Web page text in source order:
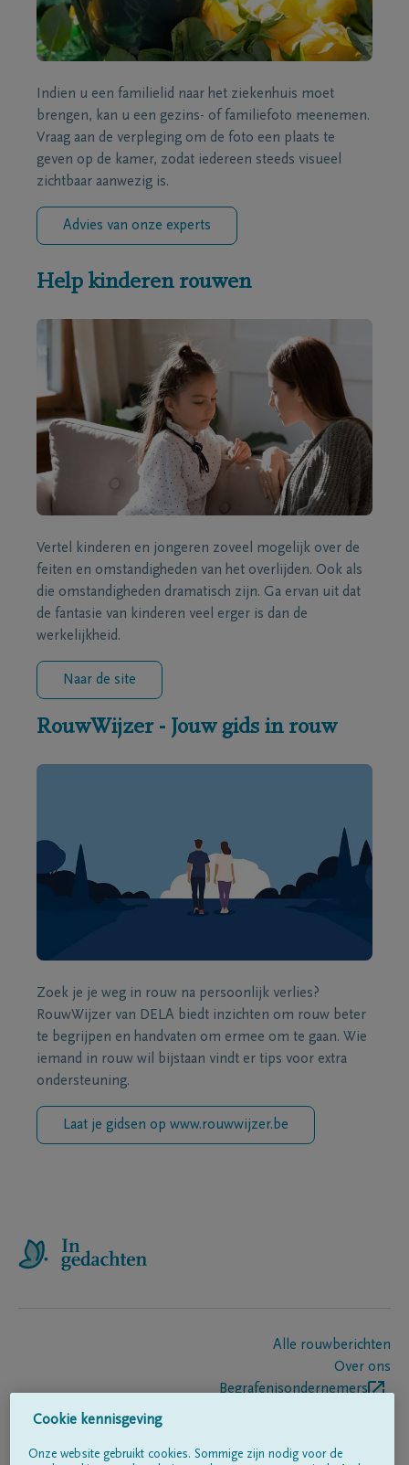
Indien u een familielid naar het ziekenhuis moet
brengen, kan u een gezins- of familiefoto meenemen.
Vraag aan de verpleging om de foto een plaats te
geven op de kamer, zodat iedereen steeds visueel
zichtbaar aanwezig is.
Advies van onze experts
Help kinderen rouwen
Vertel kinderen en jongeren zoveel mogelijk over de
feiten en omstandigheden van het overlijden. Ook als
die omstandigheden dramatisch zijn. Ga ervan uit dat
de fantasie van kinderen veel erger is dan de
werkelijkheid.
Naar de site
RouwWijzer - Jouw gids in rouw
Zoek je je weg in rouw na persoonlijk verlies?
RouwWijzer van DELA biedt inzichten om rouw beter
te begrijpen en handvaten om ermee om te gaan. Wie
iemand in rouw wil bijstaan vindt er tips voor extra
ondersteuning.
Laat je gidsen op www.rouwwijzer.be
Alle rouwberichten
Over ons
Begrafenisondernemers
Cookie kennisgeving
Onze website gebruikt cookies. Sommige zijn nodig voor de